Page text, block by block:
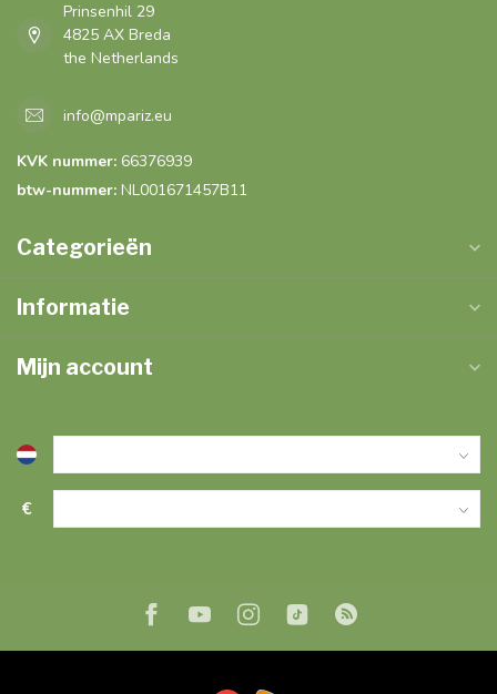
Prinsenhil 29
4825 AX Breda
the Netherlands
info@mpariz.eu
KVK nummer: 66376939
btw-nummer: NL001671457B11
Categorieën
Informatie
Mijn account
€